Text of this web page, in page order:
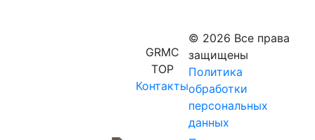
GRMC
TOP
Контакты
© 2026 Все права
защищены
Политика
обработки
персональных
данных